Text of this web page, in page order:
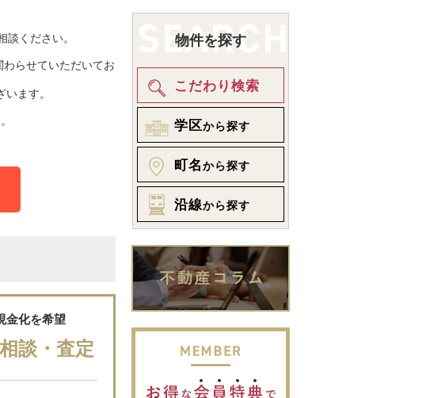
ください。
らせていただいてお
ます。
金化を希望
談・査定
物件を探す
こだわり検索
学区から探す
町名から探す
沿線から探す